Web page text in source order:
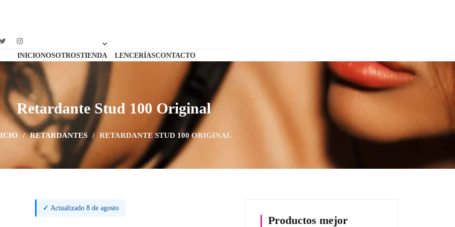
INICIONOSOTROSTIENDA LENCERÍASCONTACTO
Retardante Stud 100 Original
/ RETARDANTES / RETARDANTE STUD 100 ORIGINAL
✓ Actualizado 8 de agosto
Productos mejor